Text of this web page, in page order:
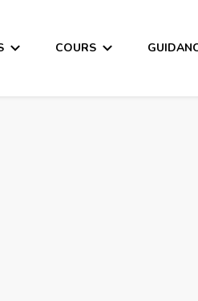
COURS